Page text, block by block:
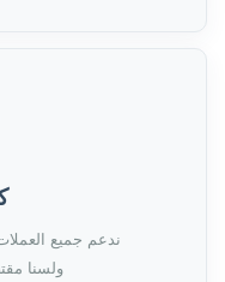
ندعم جميع
ولسنا